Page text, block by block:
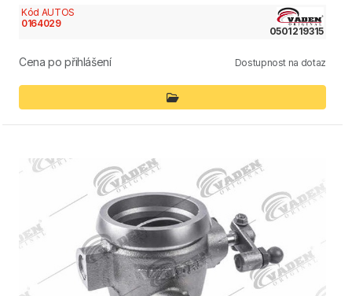
Kód AUTOS
0164029
0501219315
Cena po přihlášení Dostupnost na dotaz